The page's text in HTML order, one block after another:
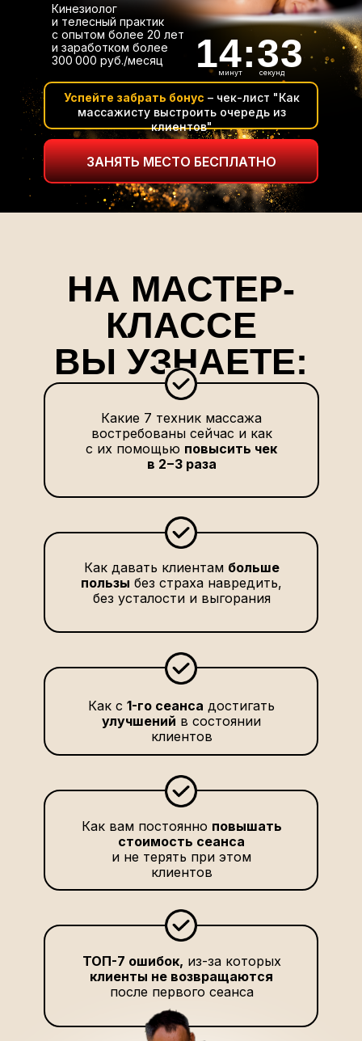
Кинезиолог
и телесный практик
с опытом более 20 лет
и заработком более
300 000 руб./месяц
Успейте забрать бонус – чек-лист "Как
массажисту выстроить очередь из
клиентов"
ЗАНЯТЬ МЕСТО БЕСПЛАТНО
минут
14:32
секунд
Какие 7 техник массажа
востребованы сейчас и как
с их помощью повысить чек
в 2−3 раза
НА МАСТЕР-
КЛАССЕ
ВЫ УЗНАЕТЕ:
Как давать клиентам больше
пользы без страха навредить,
без усталости и выгорания
Как с 1-го сеанса достигать
улучшений в состоянии
клиентов
Как вам постоянно повышать
стоимость сеанса
и не терять при этом
клиентов
ТОП-7 ошибок, из-за которых
клиенты не возвращаются
после первого сеанса